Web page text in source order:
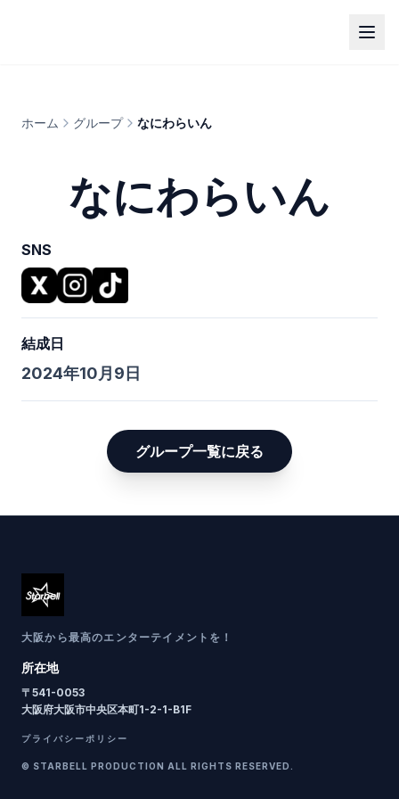
ホーム グループ なにわらいん
なにわらいん
SNS
結成日
2024年10月9日
グループ一覧に戻る
大阪から最高のエンターテイメントを！
所在地
〒 541-0053
大阪府大阪市中央区本町1-2-1-B1F
プライバシーポリシー
© STARBELL PRODUCTION ALL RIGHTS RESERVED.